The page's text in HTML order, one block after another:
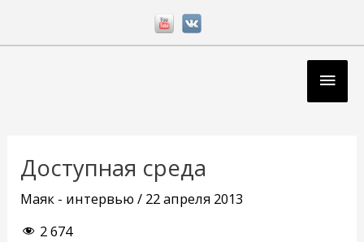
Доступная среда
Маяк - интервью / 22 апреля 2013
2 674
записям